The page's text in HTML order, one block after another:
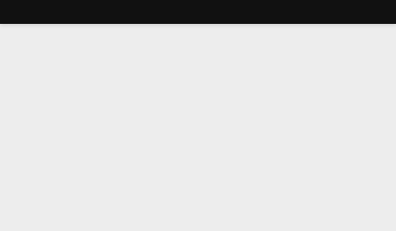
Под покровом ночи
Незнакомцы: Часть